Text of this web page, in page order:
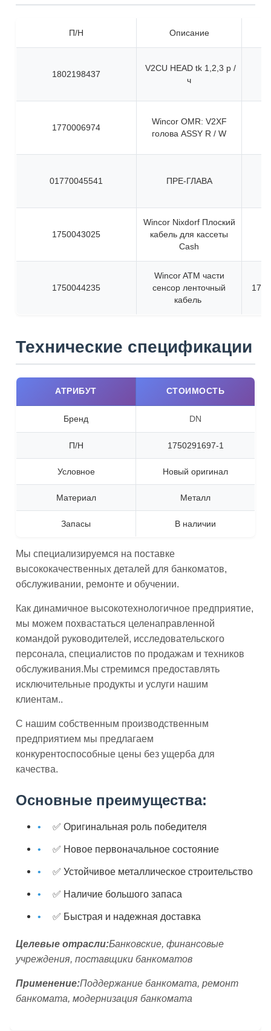
П/Н Описание
1802198437
V2CU HEAD tk 1,2,3 р /
ч
1770006974
Wincor OMR: V2XF
голова ASSY R / W
01770045541 ПРЕ-ГЛАВА
1750043025
Wincor Nixdorf Плоский
кабель для кассеты
Cash
1750044235
Wincor ATM части
сенсор ленточный
кабель
Технические спецификации
АТРИБУТ СТОИМОСТЬ
Бренд DN
П/Н 1750291697-1
Условное Новый оригинал
Материал Металл
Запасы В наличии
Мы специализируемся на поставке
высококачественных деталей для банкоматов,
обслуживании, ремонте и обучении.
Как динамичное высокотехнологичное предприятие,
мы можем похвастаться целенаправленной
командой руководителей, исследовательского
персонала, специалистов по продажам и техников
обслуживания.Мы стремимся предоставлять
исключительные продукты и услуги нашим
клиентам..
С нашим собственным производственным
предприятием мы предлагаем
конкурентоспособные цены без ущерба для
качества.
Основные преимущества:
✅ Оригинальная роль победителя
✅ Новое первоначальное состояние
✅ Устойчивое металлическое строительство
✅ Наличие большого запаса
✅ Быстрая и надежная доставка
Целевые отрасли:Банковские, финансовые
учреждения, поставщики банкоматов
Применение:Поддержание банкомата, ремонт
банкомата, модернизация банкомата